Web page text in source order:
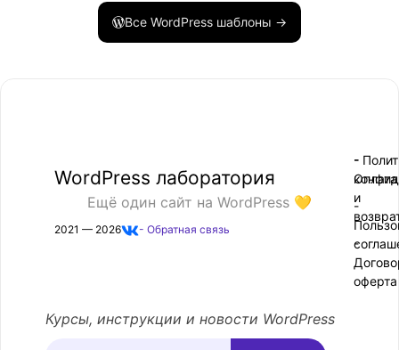
Все WordPress шаблоны →
WordPress лаборатория
Ещё один сайт на WordPress 💛
2021 — 2026 - Обратная связь
-
-
-
Оплата
и
-
оферта
Курсы, инструкции и новости WordPress